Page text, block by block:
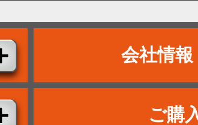
会社情
ご購